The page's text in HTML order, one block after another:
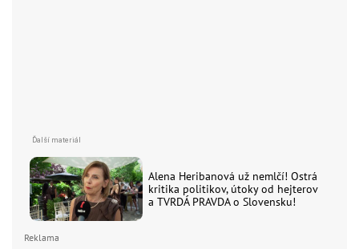
Alena Heribanová už nemlčí! Ostrá
kritika politikov, útoky od hejterov
a TVRDÁ PRAVDA o Slovensku!
Reklama